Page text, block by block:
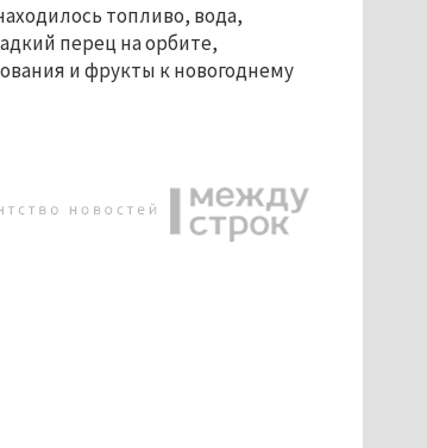
топливо, вода,
перец на орбите,
и фрукты к новогоднему